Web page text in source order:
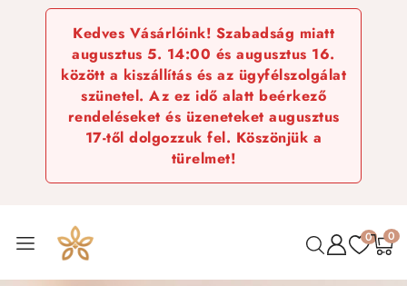
Kedves Vásárlóink! Szabadság miatt
augusztus 5. 14:00 és augusztus 16.
között a kiszállítás és az ügyfélszolgálat
szünetel. Az ez idő alatt beérkező
rendeléseket és üzeneteket augusztus
17-től dolgozzuk fel. Köszönjük a
türelmet!
0 0